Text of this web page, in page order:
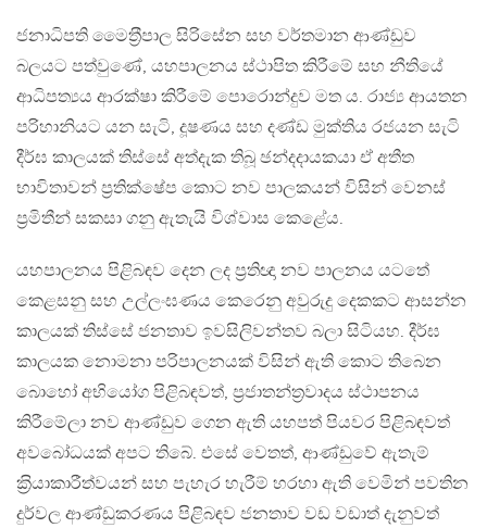
ජනාධිපති මෛත‍්‍රීපාල සිරිසේන සහ වර්තමාන ආණ්ඩුව
බලයට පත්වුණේ, යහපාලනය ස්ථාපිත කිරීමේ සහ නීතියේ
ආධිපත්‍යය ආරක්ෂා කිරීමේ පොරොන්දුව මත ය. රාජ්‍ය ආයතන
පරිහානියට යන සැටි, දූෂණය සහ දණ්ඩ මුක්තිය රජයන සැටි
දීර්ඝ කාලයක් තිස්සේ අත්දැක තිබූ ඡන්දදායකයා ඒ අතීත
භාවිතාවන් ප‍්‍රතික්ෂේප කොට නව පාලකයන් විසින් වෙනස්
ප‍්‍රමිතීන් සකසා ගනු ඇතැයි විශ්වාස කෙළේය.
යහපාලනය පිළිබඳව දෙන ලද ප‍්‍රතිඥා නව පාලනය යටතේ
කෙළසනු සහ උල්ලංඝණය කෙරෙනු අවුරුදු දෙකකට ආසන්න
කාලයක් තිස්සේ ජනතාව ඉවසිලිවන්තව බලා සිටියහ. දීර්ඝ
කාලයක නොමනා පරිපාලනයක් විසින් ඇති කොට තිබෙන
බොහෝ අභියෝග පිළිබඳවත්, ප‍්‍රජාතන්ත‍්‍රවාදය ස්ථාපනය
කිරීමේලා නව ආණ්ඩුව ගෙන ඇති යහපත් පියවර පිළිබඳවත්
අවබෝධයක් අපට තිබේ. එසේ වෙතත්, ආණ්ඩුවේ ඇතැම්
ක‍්‍රියාකාරීත්වයන් සහ පැහැර හැරීම් හරහා ඇති වෙමින් පවතින
දුර්වල ආණ්ඩුකරණය පිළිබඳව ජනතාව වඩ වඩාත් දැනුවත්